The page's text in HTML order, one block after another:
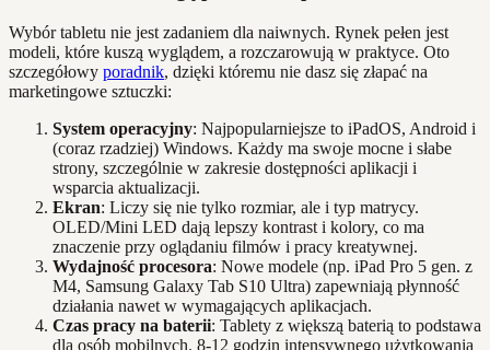
Wybór tabletu nie jest zadaniem dla naiwnych. Rynek pełen jest
modeli, które kuszą wyglądem, a rozczarowują w praktyce. Oto
szczegółowy poradnik, dzięki któremu nie dasz się złapać na
marketingowe sztuczki:
System operacyjny: Najpopularniejsze to iPadOS, Android i
(coraz rzadziej) Windows. Każdy ma swoje mocne i słabe
strony, szczególnie w zakresie dostępności aplikacji i
wsparcia aktualizacji.
Ekran: Liczy się nie tylko rozmiar, ale i typ matrycy.
OLED/Mini LED dają lepszy kontrast i kolory, co ma
znaczenie przy oglądaniu filmów i pracy kreatywnej.
Wydajność procesora: Nowe modele (np. iPad Pro 5 gen. z
M4, Samsung Galaxy Tab S10 Ultra) zapewniają płynność
działania nawet w wymagających aplikacjach.
Czas pracy na baterii: Tablety z większą baterią to podstawa
dla osób mobilnych. 8-12 godzin intensywnego użytkowania